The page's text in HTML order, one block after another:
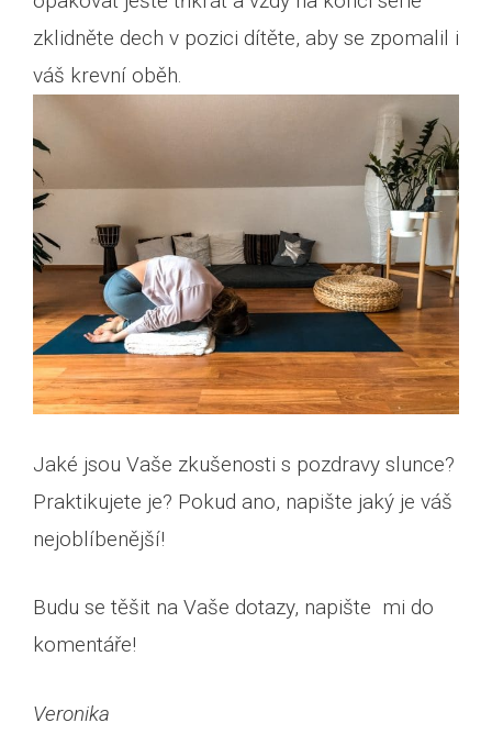
zklidněte dech v pozici dítěte, aby se zpomalil i
váš krevní oběh.
Jaké jsou Vaše zkušenosti s pozdravy slunce?
Praktikujete je? Pokud ano, napište jaký je váš
nejoblíbenější!
Budu se těšit na Vaše dotazy, napište mi do
komentáře!
Veronika